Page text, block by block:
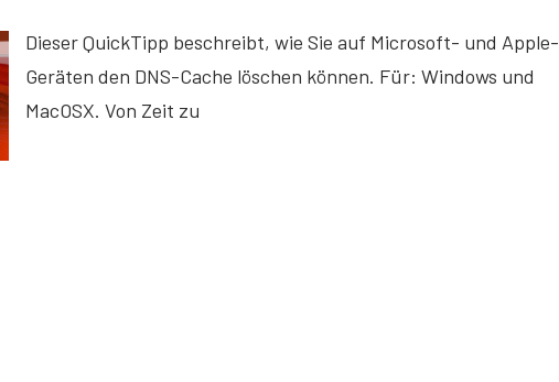
Dieser QuickTipp beschreibt, wie Sie auf Microsoft- und Apple-
Geräten den DNS-Cache löschen können. Für: Windows und
MacOSX. Von Zeit zu